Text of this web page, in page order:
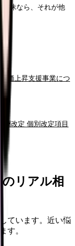
曖昧なら、それが他
価上昇支援事業につ
酬改定 個別改定項目
リアル相
ています。近い悩
す。